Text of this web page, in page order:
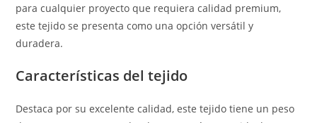
para cualquier proyecto que requiera calidad premium,
este tejido se presenta como una opción versátil y
duradera.
Características del tejido
Destaca por su excelente calidad, este tejido tiene un peso